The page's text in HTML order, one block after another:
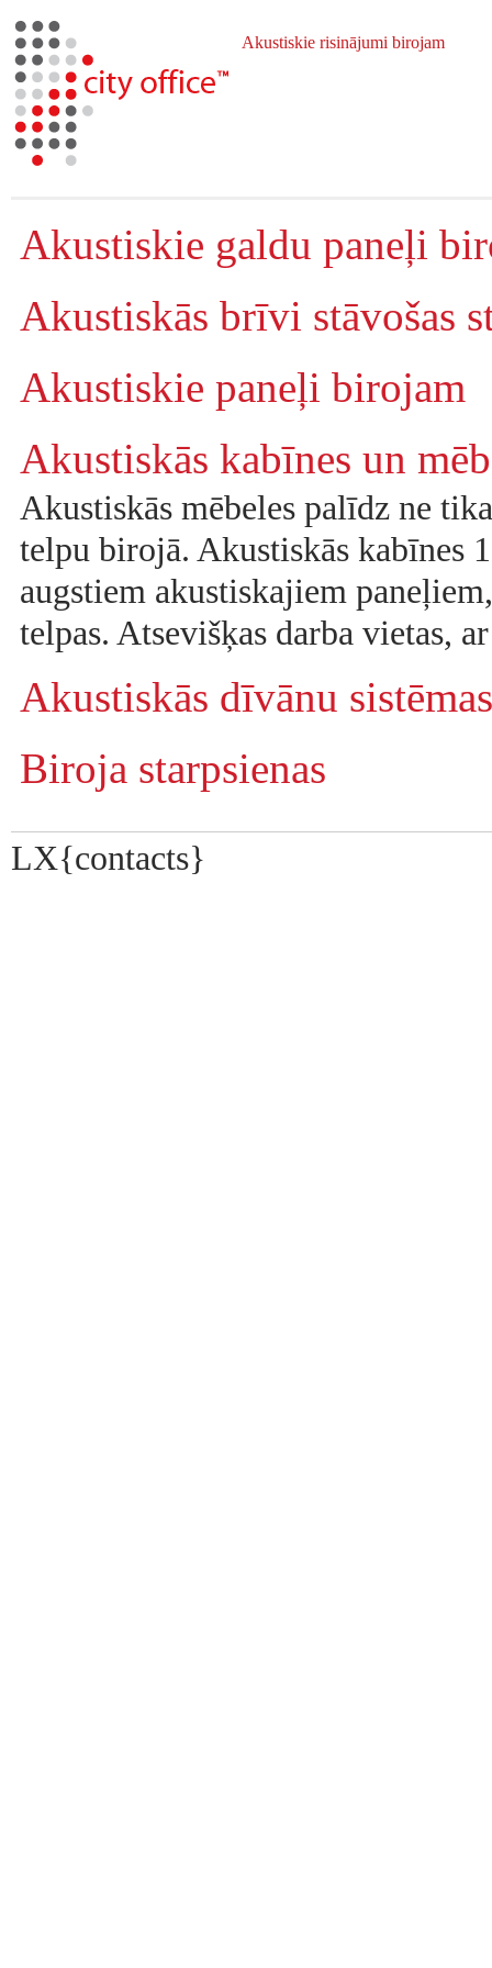
Akustiskie risinājumi birojam
Akustiskie galdu paneļi
Akustiskās brīvi stāvošas
Akustiskie paneļi birojam
Akustiskās kabīnes un
Akustiskās mēbeles palīdz ne
telpu birojā. Akustiskās kabīnes
augstiem akustiskajiem
telpas. Atsevišķas darba vietas,
Akustiskās dīvānu
Biroja starpsienas
LX{contacts}